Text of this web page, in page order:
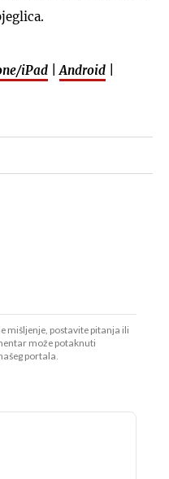
iPad Android
mišljenje, postavite pitanja ili
može potaknuti
portala.